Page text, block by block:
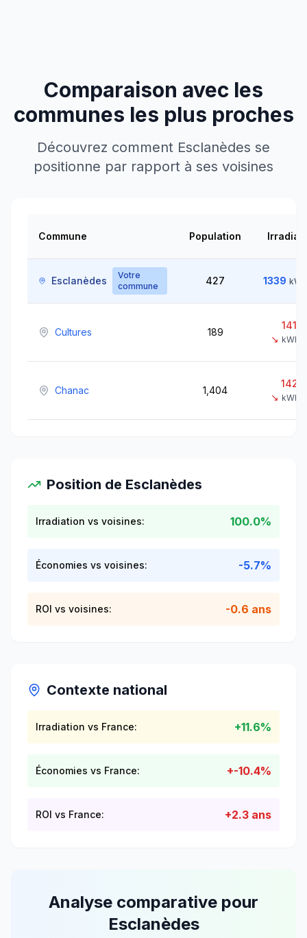
Comparaison avec les
communes les plus proches
Découvrez comment Esclanèdes se
positionne par rapport à ses voisines
Commune Population
Esclanèdes
Votre
commune
427 1339
Cultures 189
1410
↘ kWh/
Chanac 1,404
1420
↘ kWh/
Position de Esclanèdes
Irradiation vs voisines: 100.0%
Économies vs voisines: -5.7%
ROI vs voisines: -0.6 ans
Contexte national
Irradiation vs France: +11.6%
Économies vs France: +-10.4%
ROI vs France: +2.3 ans
Analyse comparative pour
Esclanèdes